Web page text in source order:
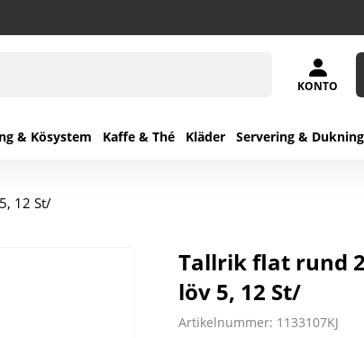
KONTO
& Kösystem Kaffe & Thé Kläder Servering & Dukning
12 St/
Tallrik flat rund
löv 5, 12 St/
Artikelnummer: 1133107KJ